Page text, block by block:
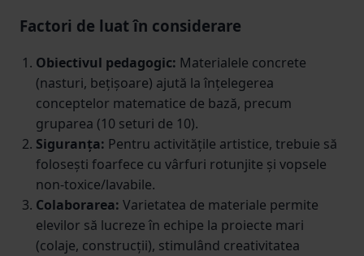
Factori de luat în considerare
Obiectivul pedagogic: Materialele concrete
(nasturi, bețișoare) ajută la înțelegerea
conceptelor matematice de bază, precum
gruparea (10 seturi de 10).
Siguranța: Pentru activitățile artistice, trebuie să
folosești foarfece cu vârfuri rotunjite și vopsele
non-toxice/lavabile.
Colaborarea: Varietatea de materiale permite
elevilor să lucreze în echipe la proiecte mari
(colaje, construcții), stimulând creativitatea